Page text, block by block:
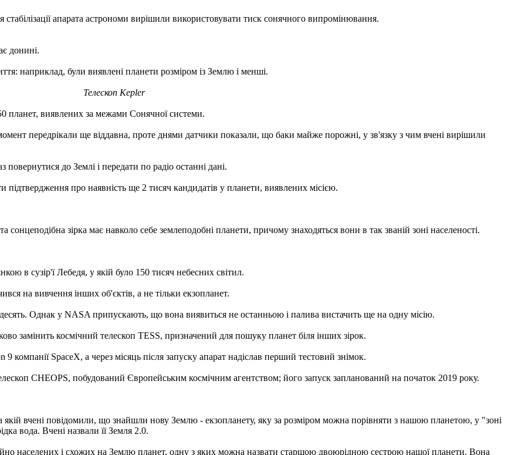
апарата астрономи вирішили використовувати тиск сонячного випромінювання.
донині.
наприклад, були виявлені планети розміром із Землю і менші.
Телескоп Kepler
планет, виявлених за межами Сонячної системи.
передрікали ще віддавна, проте днями датчики показали, що баки майже порожні, у зв'язку з чим вчені вирішили
до Землі і передати по радіо останні дані.
про наявність ще 2 тисяч кандидатів у планети, виявлених місією.
зірка має навколо себе землеподобні планети, причому знаходяться вони в так званій зоні населеності.
в сузір'ї Лебедя, у якій було 150 тисяч небесних світил.
на вивчення інших об'єктів, а не тільки екзопланет.
Однак у NASA припускають, що вона виявиться не останньою і палива вистачить ще на одну місію.
замінить космічний телескоп TESS, призначений для пошуку планет біля інших зірок.
SpaceX, а через місяць після запуску апарат надіслав перший тестовий знімок.
CHEOPS, побудований Європейським космічним агентством; його запуск запланований на початок 2019 року.
вчені повідомили, що знайшли нову Землю - екзопланету, яку за розміром можна порівняти з нашою планетою, у "зоні
вода. Вчені назвали її Земля 2.0.
населених і схожих на Землю планет, одну з яких можна назвати старшою двоюрідною сестрою нашої планети. Вона